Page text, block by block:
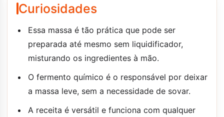
Curiosidades
Essa massa é tão prática que pode ser
preparada até mesmo sem liquidificador,
misturando os ingredientes à mão.
O fermento químico é o responsável por deixar
a massa leve, sem a necessidade de sovar.
A receita é versátil e funciona com qualquer